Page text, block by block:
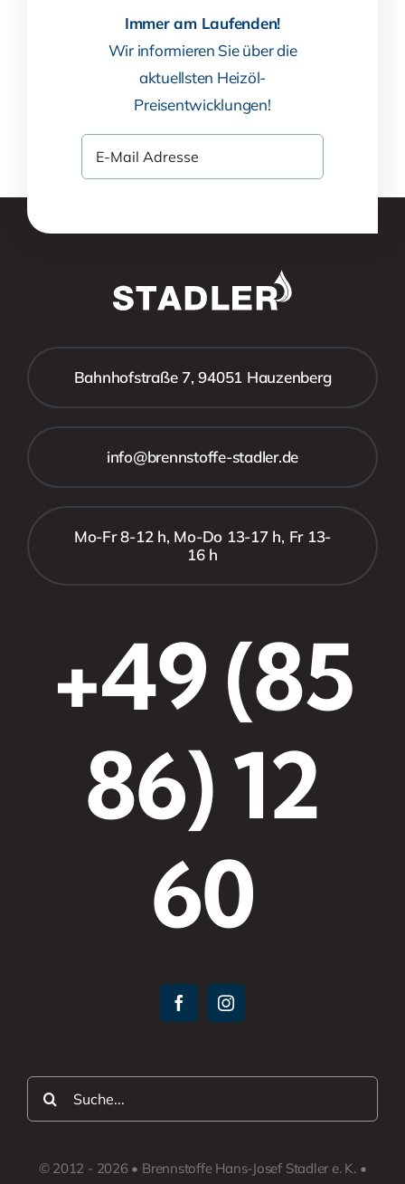
Immer am Laufenden!
Wir informieren Sie über die
aktuellsten Heizöl-
Preisentwicklungen!
Bahnhofstraße 7, 94051 Hauzenberg
info@brennstoffe-stadler.de
Mo-Fr 8-12 h, Mo-Do 13-17 h, Fr 13-
16 h
+49 (85
86) 12
60
Suche
nach:
© 2012 - 2026 • Brennstoffe Hans-Josef Stadler e. K. •